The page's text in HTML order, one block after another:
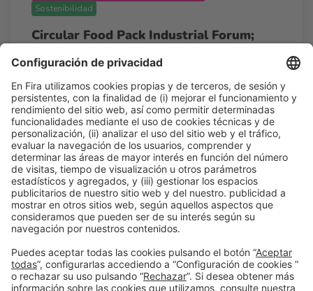
Sostenibilidad
Circular Food Pack Industrial Forum;
Packaging, pieza estratégica del negocio
Mié 25
16:15h - 17:00h
Auditorio - The Alimentaria Hub
Acceso libre
Leer más